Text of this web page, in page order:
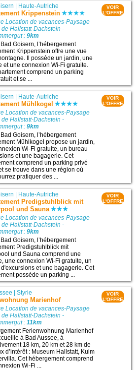
| Haute-Autriche
Krippenstein
Location de vacances-Paysage
de Hallstatt-Dachstein -
:9km
Goisern, l’hébergement
Krippenstein offre une vue
Il possède un jardin, une
et une connexion Wi-Fi gratuite.
comprend un parking
et se ...
VOIR
L'OFFRE
| Haute-Autriche
Mühlkogel
Location de vacances-Paysage
de Hallstatt-Dachstein -
:9km
Goisern, l’hébergement
Mühlkogel propose un jardin,
Wi-Fi gratuite, un bureau
et une bagagerie. Cet
comprend un parking privé
se trouve dans une région où
pratiquer des ...
VOIR
L'OFFRE
| Haute-Autriche
Predigstuhlblick mit
und Sauna
Location de vacances-Paysage
de Hallstatt-Dachstein -
:9km
Goisern, l’hébergement
Predigstuhlblick mit
und Sauna comprend une
une connexion Wi-Fi gratuite, un
et une bagagerie. Cet
possède un parking ...
VOIR
L'OFFRE
|Styrie
Marienhof
Location de vacances-Paysage
de Hallstatt-Dachstein -
:11km
Ferienwohnung Marienhof
à Bad Aussee, à
18 km, 20 km et 28 km de
d’intérêt : Museum Hallstatt, Kulm
Cet hébergement comprend
Wi-Fi ...
VOIR
L'OFFRE